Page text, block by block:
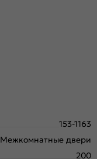
153-1163
Межкомнатные двери
200